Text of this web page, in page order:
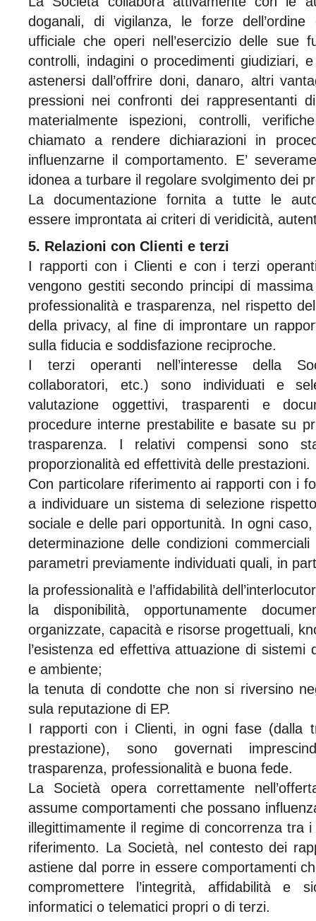
doganali, di vigilanza, le forze
ufficiale che operi nell’esercizio delle sue
controlli, indagini o procedimenti giudiziari,
astenersi dall’offrire doni, danaro, altri
pressioni nei confronti dei rappresentanti
materialmente ispezioni, controlli,
chiamato a rendere dichiarazioni in
influenzarne il comportamento. E’
idonea a turbare il regolare svolgimento dei
La documentazione fornita a tutte le
essere improntata ai criteri di veridicità,
5. Relazioni con Clienti e terzi
I rapporti con i Clienti e con i terzi operanti
vengono gestiti secondo principi di
professionalità e trasparenza, nel rispetto
della privacy, al fine di improntare un
sulla fiducia e soddisfazione reciproche.
I terzi operanti nell’interesse della
collaboratori, etc.) sono individuati e
valutazione oggettivi, trasparenti e
procedure interne prestabilite e basate su
trasparenza. I relativi compensi sono
proporzionalità ed effettività delle prestazioni.
Con particolare riferimento ai rapporti con i
a individuare un sistema di selezione
sociale e delle pari opportunità. In ogni
determinazione delle condizioni
parametri previamente individuati quali, in
la professionalità e l’affidabilità
la disponibilità, opportunamente
organizzate, capacità e risorse progettuali,
l’esistenza ed effettiva attuazione di sistemi
e ambiente;
la tenuta di condotte che non si riversino
sula reputazione di EP.
I rapporti con i Clienti, in ogni fase (dalla
prestazione), sono governati
trasparenza, professionalità e buona fede.
La Società opera correttamente
assume comportamenti che possano
illegittimamente il regime di concorrenza tra
riferimento. La Società, nel contesto dei
astiene dal porre in essere comportamenti
compromettere l’integrità, affidabilità e
informatici o telematici propri o di terzi.